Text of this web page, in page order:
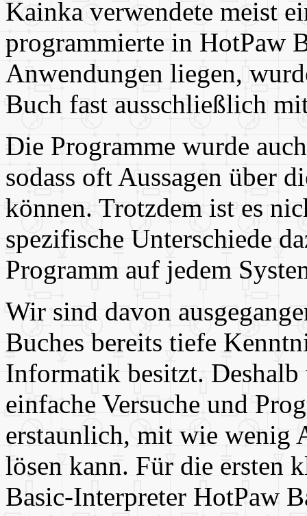
Kainka verwendete meist
programmierte in HotPaw
Anwendungen liegen,
Buch fast ausschließlich
Die Programme wurde
sodass oft Aussagen über
können. Trotzdem ist es
spezifische Unterschiede
Programm auf jedem
Wir sind davon
Buches bereits tiefe
Informatik besitzt. Deshalb
einfache Versuche und
erstaunlich, mit wie wenig
lösen kann. Für die ersten
Basic-Interpreter HotPaw